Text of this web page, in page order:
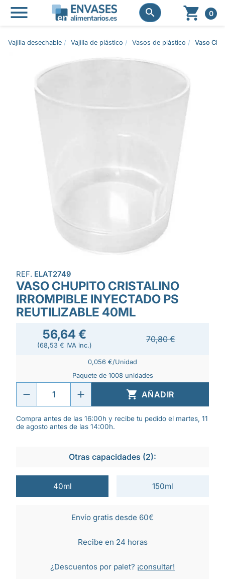
 
  0
Vajilla desechable Vajilla de plástico Vasos de plástico Vaso
REF. ELAT2749
VASO CHUPITO CRISTALINO
IRROMPIBLE INYECTADO PS
REUTILIZABLE 40ML
56,64 €
(68,53 € IVA inc.)
70,80 €
0,056 €/Unidad
Paquete de 1008 unidades
 AÑADIR
Compra antes de las 16:00h y recibe tu pedido el martes, 11
de agosto antes de las 14:00h.
Otras capacidades (2):
40ml 150ml
Envío gratis desde 60€
Recibe en 24 horas
¿Descuentos por palet? ¡consultar!